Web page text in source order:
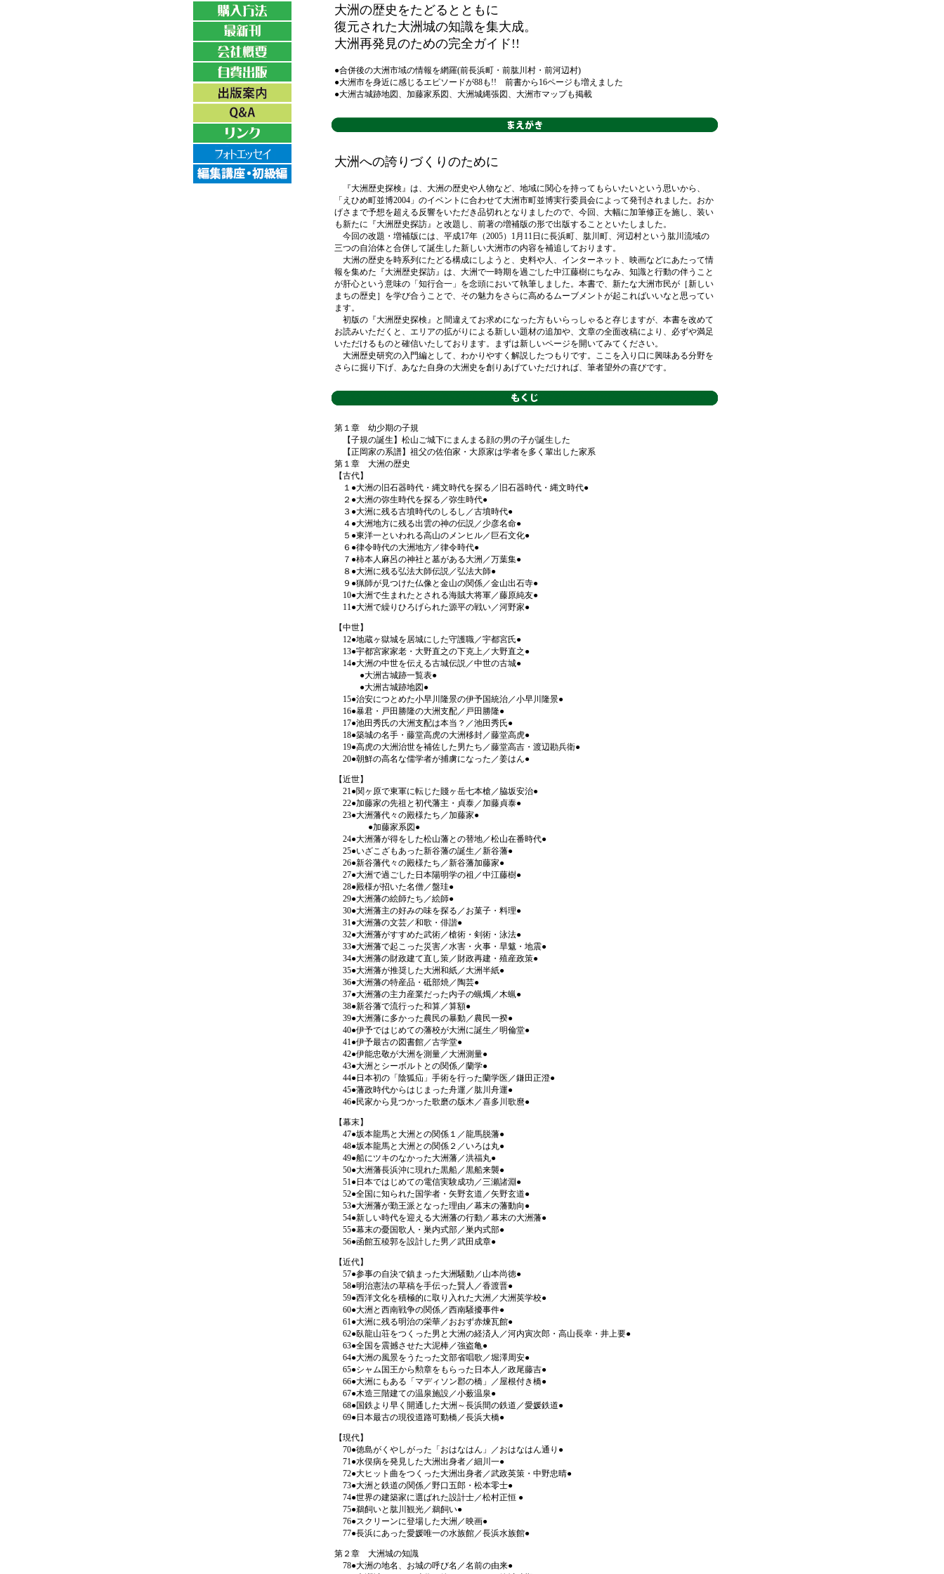
大洲の歴史をたどるとともに
復元された大洲城の知識を集大成。
大洲再発見のための完全ガイド!!
●合併後の大洲市域の情報を網羅(前長浜町・前肱川村・前河辺村)
●大洲市を身近に感じるエピソードが88も!! 前書から16ページも増えました
●大洲古城跡地図、加藤家系図、大洲城縄張図、大洲市マップも掲載
大洲への誇りづくりのために
『大洲歴史探検』は、大洲の歴史や人物など、地域に関心を持ってもらいたいという思いから、
「えひめ町並博2004」のイベントに合わせて大洲市町並博実行委員会によって発刊されました。おか
げさまで予想を超える反響をいただき品切れとなりましたので、今回、大幅に加筆修正を施し、装い
も新たに『大洲歴史探訪』と改題し、前著の増補版の形で出版することといたしました。
今回の改題・増補版には、平成17年（2005）1月11日に長浜町、肱川町、河辺村という肱川流域の
三つの自治体と合併して誕生した新しい大洲市の内容を補追しております。
大洲の歴史を時系列にたどる構成にしようと、史料や人、インターネット、映画などにあたって情
報を集めた『大洲歴史探訪』は、大洲で一時期を過ごした中江藤樹にちなみ、知識と行動の伴うこと
が肝心という意味の「知行合一」を念頭において執筆しました。本書で、新たな大洲市民が［新しい
まちの歴史］を学び合うことで、その魅力をさらに高めるムーブメントが起こればいいなと思ってい
ます。
初版の『大洲歴史探検』と間違えてお求めになった方もいらっしゃると存じますが、本書を改めて
お読みいただくと、エリアの拡がりによる新しい題材の追加や、文章の全面改稿により、必ずや満足
いただけるものと確信いたしております。まずは新しいページを開いてみてください。
大洲歴史研究の入門編として、わかりやすく解説したつもりです。ここを入り口に興味ある分野を
さらに掘り下げ、あなた自身の大洲史を創りあげていただければ、筆者望外の喜びです。
第１章 幼少期の子規
【子規の誕生】松山ご城下にまんまる顔の男の子が誕生した
【正岡家の系譜】祖父の佐伯家・大原家は学者を多く輩出した家系
第１章 大洲の歴史
【古代】
１●大洲の旧石器時代・縄文時代を探る／旧石器時代・縄文時代●
２●大洲の弥生時代を探る／弥生時代●
３●大洲に残る古墳時代のしるし／古墳時代●
４●大洲地方に残る出雲の神の伝説／少彦名命●
５●東洋一といわれる高山のメンヒル／巨石文化●
６●律令時代の大洲地方／律令時代●
７●柿本人麻呂の神社と墓がある大洲／万葉集●
８●大洲に残る弘法大師伝説／弘法大師●
９●猟師が見つけた仏像と金山の関係／金山出石寺●
10●大洲で生まれたとされる海賊大将軍／藤原純友●
11●大洲で繰りひろげられた源平の戦い／河野家●
【中世】
12●地蔵ヶ獄城を居城にした守護職／宇都宮氏●
13●宇都宮家家老・大野直之の下克上／大野直之●
14●大洲の中世を伝える古城伝説／中世の古城●
●大洲古城跡一覧表●
●大洲古城跡地図●
15●治安につとめた小早川隆景の伊予国統治／小早川隆景●
16●暴君・戸田勝隆の大洲支配／戸田勝隆●
17●池田秀氏の大洲支配は本当？／池田秀氏●
18●築城の名手・藤堂高虎の大洲移封／藤堂高虎●
19●高虎の大洲治世を補佐した男たち／藤堂高吉・渡辺勘兵衛●
20●朝鮮の高名な儒学者が捕虜になった／姜はん●
【近世】
21●関ヶ原で東軍に転じた賤ヶ岳七本槍／脇坂安治●
22●加藤家の先祖と初代藩主・貞泰／加藤貞泰●
23●大洲藩代々の殿様たち／加藤家●
●加藤家系図●
24●大洲藩が得をした松山藩との替地／松山在番時代●
25●いざこざもあった新谷藩の誕生／新谷藩●
26●新谷藩代々の殿様たち／新谷藩加藤家●
27●大洲で過ごした日本陽明学の祖／中江藤樹●
28●殿様が招いた名僧／盤珪●
29●大洲藩の絵師たち／絵師●
30●大洲藩主の好みの味を探る／お菓子・料理●
31●大洲藩の文芸／和歌・俳諧●
32●大洲藩がすすめた武術／槍術・剣術・泳法●
33●大洲藩で起こった災害／水害・火事・旱魃・地震●
34●大洲藩の財政建て直し策／財政再建・殖産政策●
35●大洲藩が推奨した大洲和紙／大洲半紙●
36●大洲藩の特産品・砥部焼／陶芸●
37●大洲藩の主力産業だった内子の蝋燭／木蝋●
38●新谷藩で流行った和算／算額●
39●大洲藩に多かった農民の暴動／農民一揆●
40●伊予ではじめての藩校が大洲に誕生／明倫堂●
41●伊予最古の図書館／古学堂●
42●伊能忠敬が大洲を測量／大洲測量●
43●大洲とシーボルトとの関係／蘭学●
44●日本初の「陰狐疝」手術を行った蘭学医／鎌田正澄●
45●藩政時代からはじまった舟運／肱川舟運●
46●民家から見つかった歌磨の版木／喜多川歌麿●
【幕末】
47●坂本龍馬と大洲との関係１／龍馬脱藩●
48●坂本龍馬と大洲との関係２／いろは丸●
49●船にツキのなかった大洲藩／洪福丸●
50●大洲藩長浜沖に現れた黒船／黒船来襲●
51●日本ではじめての電信実験成功／三瀬諸淵●
52●全国に知られた国学者・矢野玄道／矢野玄道●
53●大洲藩が勤王派となった理由／幕末の藩動向●
54●新しい時代を迎える大洲藩の行動／幕末の大洲藩●
55●幕末の憂国歌人・巣内式部／巣内式部●
56●函館五稜郭を設計した男／武田成章●
【近代】
57●参事の自決で鎮まった大洲騒動／山本尚徳●
58●明治憲法の草稿を手伝った賢人／香渡晋●
59●西洋文化を積極的に取り入れた大洲／大洲英学校●
60●大洲と西南戦争の関係／西南騒擾事件●
61●大洲に残る明治の栄華／おおず赤煉瓦館●
62●臥龍山荘をつくった男と大洲の経済人／河内寅次郎・高山長幸・井上要●
63●全国を震撼させた大泥棒／強盗亀●
64●大洲の風景をうたった文部省唱歌／堀澤周安●
65●シャム国王から勲章をもらった日本人／政尾藤吉●
66●大洲にもある「マディソン郡の橋」／屋根付き橋●
67●木造三階建ての温泉施設／小薮温泉●
68●国鉄より早く開通した大洲～長浜間の鉄道／愛媛鉄道●
69●日本最古の現役道路可動橋／長浜大橋●
【現代】
70●徳島がくやしがった「おはなはん」／おはなはん通り●
71●水俣病を発見した大洲出身者／細川一●
72●大ヒット曲をつくった大洲出身者／武政英策・中野忠晴●
73●大洲と鉄道の関係／野口五郎・松本零士●
74●世界の建築家に選ばれた設計士／松村正恒 ●
75●鵜飼いと肱川観光／鵜飼い●
76●スクリーンに登場した大洲／映画●
77●長浜にあった愛媛唯一の水族館／長浜水族館●
第２章 大洲城の知識
78●大洲の地名、お城の呼び名／名前の由来●